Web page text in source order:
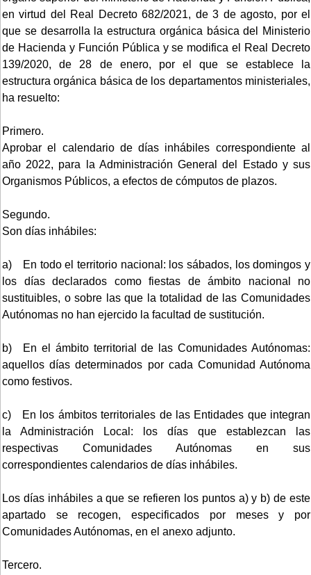
en virtud del Real Decreto 682/2021, de 3 de agosto, por el
que se desarrolla la estructura orgánica básica del Ministerio
de Hacienda y Función Pública y se modifica el Real Decreto
139/2020, de 28 de enero, por el que se establece la
estructura orgánica básica de los departamentos ministeriales,
ha resuelto:
Primero.
Aprobar el calendario de días inhábiles correspondiente al
año 2022, para la Administración General del Estado y sus
Organismos Públicos, a efectos de cómputos de plazos.
Segundo.
Son días inhábiles:
a) En todo el territorio nacional: los sábados, los domingos y
los días declarados como fiestas de ámbito nacional no
sustituibles, o sobre las que la totalidad de las Comunidades
Autónomas no han ejercido la facultad de sustitución.
b) En el ámbito territorial de las Comunidades Autónomas:
aquellos días determinados por cada Comunidad Autónoma
como festivos.
c) En los ámbitos territoriales de las Entidades que integran
la Administración Local: los días que establezcan las
respectivas Comunidades Autónomas en sus
correspondientes calendarios de días inhábiles.
Los días inhábiles a que se refieren los puntos a) y b) de este
apartado se recogen, especificados por meses y por
Comunidades Autónomas, en el anexo adjunto.
Tercero.